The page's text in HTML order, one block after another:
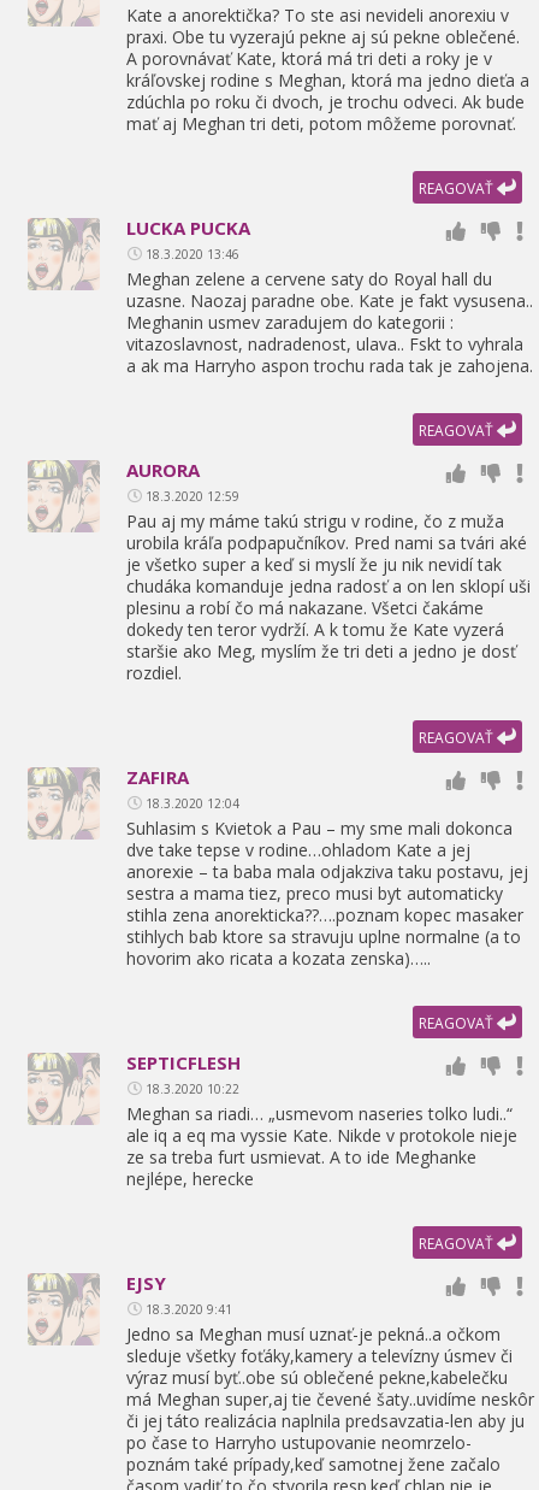
Kate a anorektička? To ste asi nevideli anorexiu v
praxi. Obe tu vyzerajú pekne aj sú pekne oblečené.
A porovnávať Kate, ktorá má tri deti a roky je v
kráľovskej rodine s Meghan, ktorá ma jedno dieťa a
zdúchla po roku či dvoch, je trochu odveci. Ak bude
mať aj Meghan tri deti, potom môžeme porovnať.
REAGOVAŤ
LUCKA PUCKA
18.3.2020 13:46
Meghan zelene a cervene saty do Royal hall du
uzasne. Naozaj paradne obe. Kate je fakt vysusena..
Meghanin usmev zaradujem do kategorii :
vitazoslavnost, nadradenost, ulava.. Fskt to vyhrala
a ak ma Harryho aspon trochu rada tak je zahojena.
REAGOVAŤ
AURORA
18.3.2020 12:59
Pau aj my máme takú strigu v rodine, čo z muža
urobila kráľa podpapučníkov. Pred nami sa tvári aké
je všetko super a keď si myslí že ju nik nevidí tak
chudáka komanduje jedna radosť a on len sklopí uši
plesinu a robí čo má nakazane. Všetci čakáme
dokedy ten teror vydrží. A k tomu že Kate vyzerá
staršie ako Meg, myslím že tri deti a jedno je dosť
rozdiel.
REAGOVAŤ
ZAFIRA
18.3.2020 12:04
Suhlasim s Kvietok a Pau – my sme mali dokonca
dve take tepse v rodine…ohladom Kate a jej
anorexie – ta baba mala odjakziva taku postavu, jej
sestra a mama tiez, preco musi byt automaticky
stihla zena anorekticka??….poznam kopec masaker
stihlych bab ktore sa stravuju uplne normalne (a to
hovorim ako ricata a kozata zenska)…..
REAGOVAŤ
SEPTICFLESH
18.3.2020 10:22
Meghan sa riadi… „usmevom naseries tolko ludi..“
ale iq a eq ma vyssie Kate. Nikde v protokole nieje
ze sa treba furt usmievat. A to ide Meghanke
nejlépe, herecke
REAGOVAŤ
EJSY
18.3.2020 9:41
Jedno sa Meghan musí uznať-je pekná..a očkom
sleduje všetky foťáky,kamery a televízny úsmev či
výraz musí byť..obe sú oblečené pekne,kabelečku
má Meghan super,aj tie čevené šaty..uvidíme neskôr
či jej táto realizácia naplnila predsavzatia-len aby ju
po čase to Harryho ustupovanie neomrzelo-
poznám také prípady,keď samotnej žene začalo